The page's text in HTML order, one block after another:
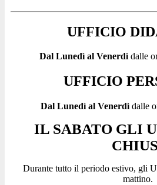
UFFICIO
Dal Lunedì al Venerdìdalle
UFFICIO
Dal Lunedì al Venerdìdalle
IL SABATO GLI
Durante tutto il periodo estivo, gli
mattino.